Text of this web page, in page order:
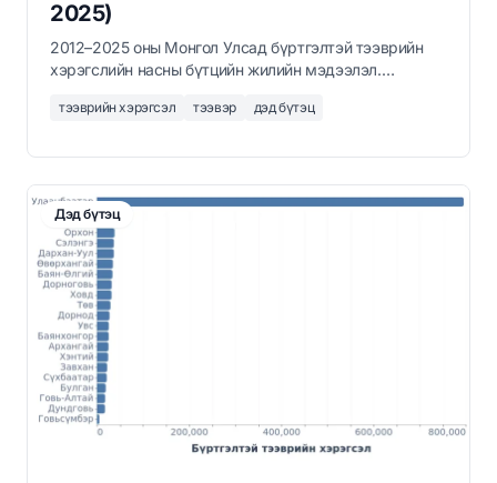
2025)
2012–2025 оны Монгол Улсад бүртгэлтэй тээврийн
хэрэгслийн насны бүтцийн жилийн мэдээлэл.
насны тээврийн хэрэгсэл бөгөөд хуучин автомашины
тээврийн хэрэгсэл тээвэр дэд бүтэц
Дэд бүтэц